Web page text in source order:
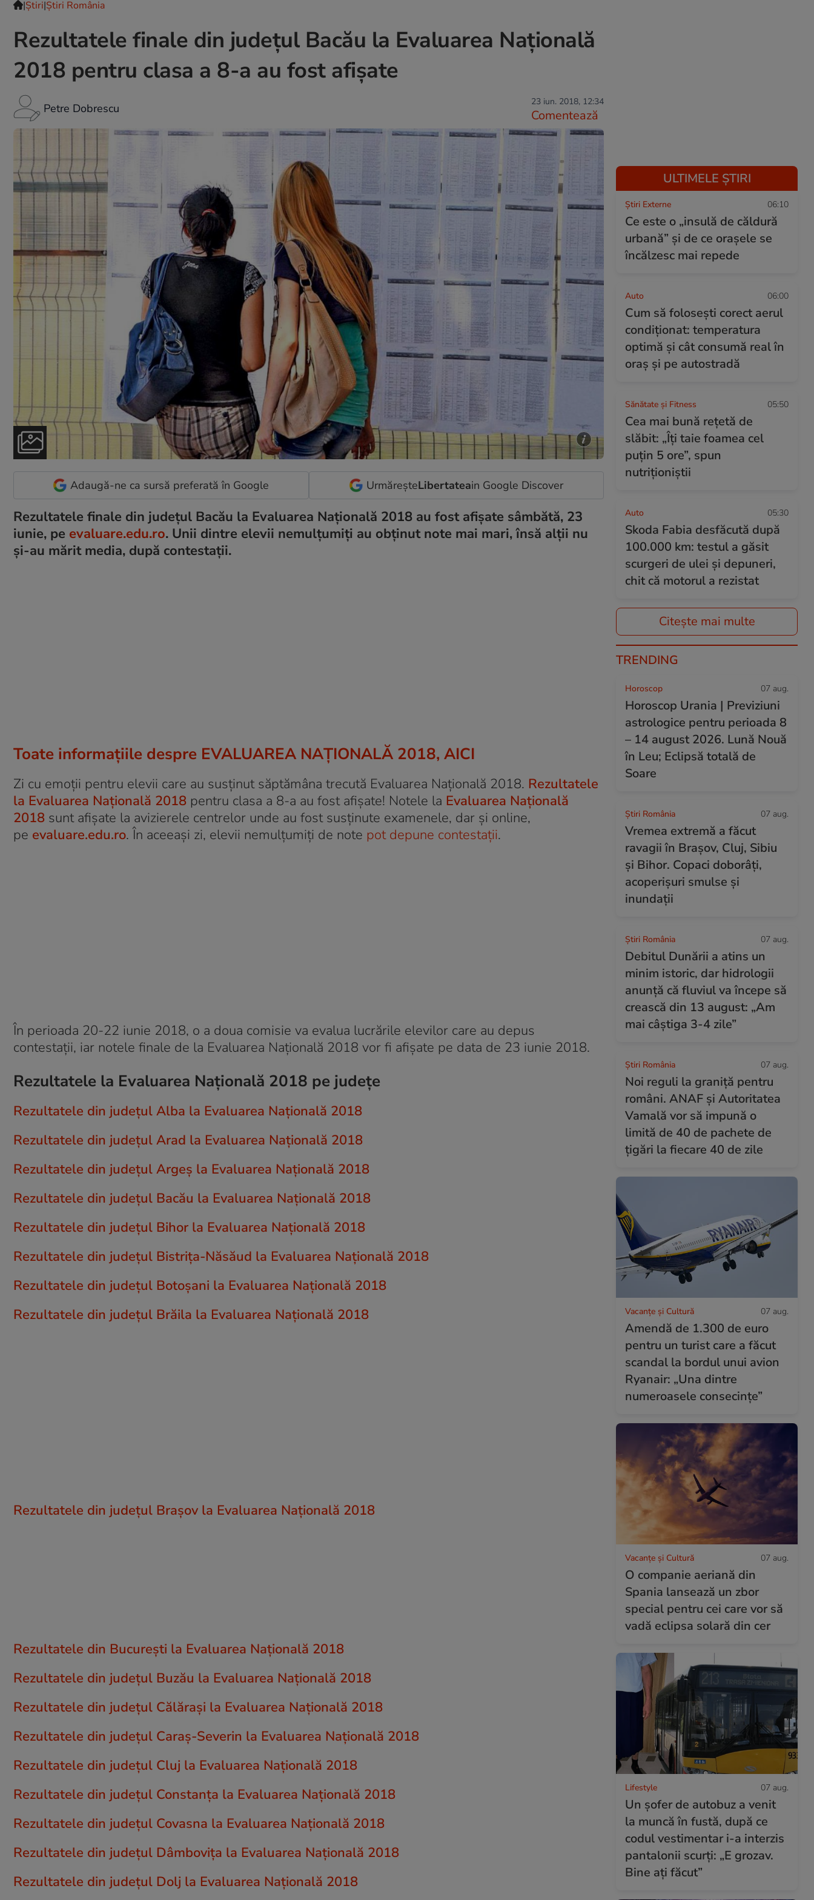
|Ştiri|Știri România
Rezultatele finale din județul Bacău la Evaluarea Națională
2018 pentru clasa a 8-a au fost afișate
Petre Dobrescu 23 iun. 2018, 12:34
Comentează
Adaugă-ne ca sursă preferată în Google UrmăreșteLibertateain Google Discover
Rezultatele finale din județul Bacău la Evaluarea Națională 2018 au fost afișate sâmbătă, 23
iunie, pe evaluare.edu.ro. Unii dintre elevii nemulțumiți au obținut note mai mari, însă alții nu
și-au mărit media, după contestații.
Toate informaţiile despre EVALUAREA NAŢIONALĂ 2018, AICI
Zi cu emoții pentru elevii care au susținut săptămâna trecută Evaluarea Națională 2018. Rezultatele
la Evaluarea Națională 2018 pentru clasa a 8-a au fost afișate! Notele la Evaluarea Națională
2018 sunt afișate la avizierele centrelor unde au fost susținute examenele, dar și online,
pe evaluare.edu.ro. În aceeași zi, elevii nemulțumiți de note pot depune contestații.
În perioada 20-22 iunie 2018, o a doua comisie va evalua lucrările elevilor care au depus
contestații, iar notele finale de la Evaluarea Națională 2018 vor fi afișate pe data de 23 iunie 2018.
Rezultatele la Evaluarea Națională 2018 pe judeţe
Rezultatele din județul Alba la Evaluarea Națională 2018
Rezultatele din județul Arad la Evaluarea Națională 2018
Rezultatele din județul Argeş la Evaluarea Națională 2018
Rezultatele din județul Bacău la Evaluarea Națională 2018
Rezultatele din județul Bihor la Evaluarea Națională 2018
Rezultatele din județul Bistriţa-Năsăud la Evaluarea Națională 2018
Rezultatele din județul Botoşani la Evaluarea Națională 2018
Rezultatele din județul Brăila la Evaluarea Națională 2018
Rezultatele din județul Brașov la Evaluarea Națională 2018
Rezultatele din București la Evaluarea Națională 2018
Rezultatele din județul Buzău la Evaluarea Națională 2018
Rezultatele din județul Călăraşi la Evaluarea Națională 2018
Rezultatele din județul Caraş-Severin la Evaluarea Națională 2018
Rezultatele din județul Cluj la Evaluarea Națională 2018
Rezultatele din județul Constanța la Evaluarea Națională 2018
Rezultatele din județul Covasna la Evaluarea Națională 2018
Rezultatele din județul Dâmboviţa la Evaluarea Națională 2018
Rezultatele din județul Dolj la Evaluarea Națională 2018
ULTIMELE ȘTIRI
Știri Externe 06:10
Ce este o „insulă de căldură
urbană” și de ce orașele se
încălzesc mai repede
Auto 06:00
Cum să folosești corect aerul
condiționat: temperatura
optimă și cât consumă real în
oraș și pe autostradă
Sănătate și Fitness 05:50
Cea mai bună rețetă de
slăbit: „Îți taie foamea cel
puțin 5 ore”, spun
nutriționiștii
Auto 05:30
Skoda Fabia desfăcută după
100.000 km: testul a găsit
scurgeri de ulei și depuneri,
chit că motorul a rezistat
Citește mai multe
TRENDING
Horoscop 07 aug.
Horoscop Urania | Previziuni
astrologice pentru perioada 8
– 14 august 2026. Lună Nouă
în Leu; Eclipsă totală de
Soare
Știri România 07 aug.
Vremea extremă a făcut
ravagii în Brașov, Cluj, Sibiu
și Bihor. Copaci doborâți,
acoperișuri smulse și
inundații
Știri România 07 aug.
Debitul Dunării a atins un
minim istoric, dar hidrologii
anunță că fluviul va începe să
crească din 13 august: „Am
mai câștiga 3-4 zile”
Știri România 07 aug.
Noi reguli la graniță pentru
români. ANAF și Autoritatea
Vamală vor să impună o
limită de 40 de pachete de
țigări la fiecare 40 de zile
Vacanțe și Cultură 07 aug.
Amendă de 1.300 de euro
pentru un turist care a făcut
scandal la bordul unui avion
Ryanair: „Una dintre
numeroasele consecințe”
Vacanțe și Cultură 07 aug.
O companie aeriană din
Spania lansează un zbor
special pentru cei care vor să
vadă eclipsa solară din cer
Lifestyle 07 aug.
Un șofer de autobuz a venit
la muncă în fustă, după ce
codul vestimentar i-a interzis
pantalonii scurți: „E grozav.
Bine ați făcut”